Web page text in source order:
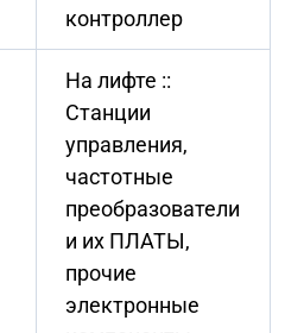
контроллер
На лифте ::
Станции
управления,
частотные
преобразователи
и их ПЛАТЫ,
прочие
электронные